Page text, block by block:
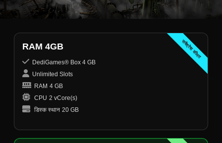
सर्वश्रेष्ठ कीमत
RAM 4GB
DediGames® Box 4 GB
Unlimited Slots
RAM 4 GB
CPU 2 vCore(s)
डिस्क स्थान 20 GB